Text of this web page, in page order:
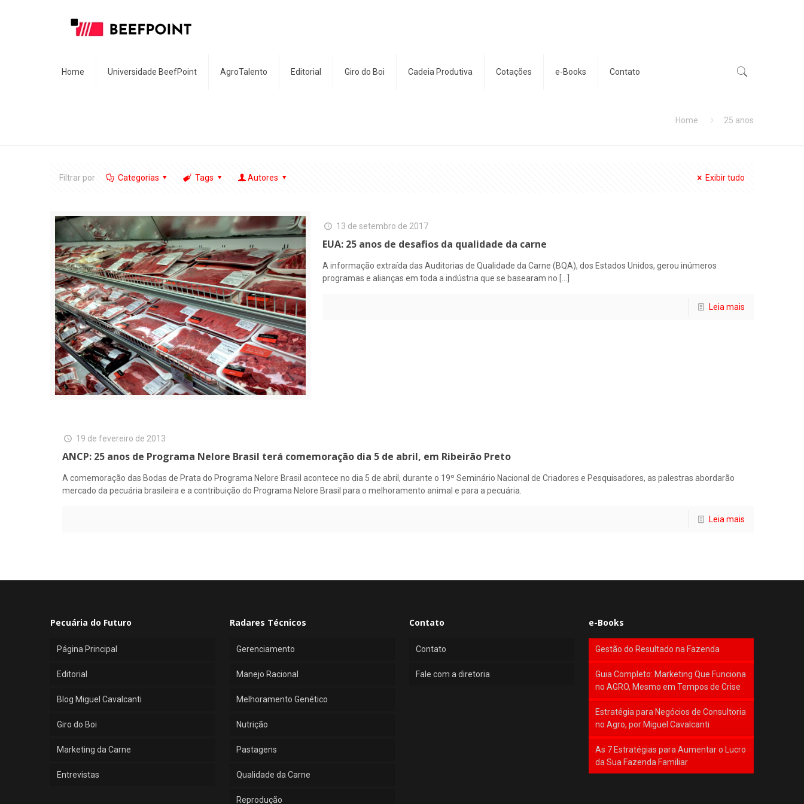
Home Universidade BeefPoint AgroTalento Editorial Giro do Boi Cadeia Produtiva Cotações e-Books Contato
Home 25 anos
Filtrar por Categorias Tags Autores Exibir tudo
13 de setembro de 2017
EUA: 25 anos de desafios da qualidade da carne
A informação extraída das Auditorias de Qualidade da Carne (BQA), dos Estados Unidos, gerou inúmeros
programas e alianças em toda a indústria que se basearam no
Leia mais
19 de fevereiro de 2013
ANCP: 25 anos de Programa Nelore Brasil terá comemoração dia 5 de abril, em Ribeirão Preto
A comemoração das Bodas de Prata do Programa Nelore Brasil acontece no dia 5 de abril, durante o 19º Seminário Nacional de Criadores e Pesquisadores, as palestras abordarão
mercado da pecuária brasileira e a contribuição do Programa Nelore Brasil para o melhoramento animal e para a pecuária.
Leia mais
Pecuária do Futuro
Página Principal
Editorial
Blog Miguel Cavalcanti
Giro do Boi
Marketing da Carne
Entrevistas
Radares Técnicos
Gerenciamento
Manejo Racional
Melhoramento Genético
Nutrição
Pastagens
Qualidade da Carne
Reprodução
Contato
Contato
Fale com a diretoria
e-Books
Gestão do Resultado na Fazenda
Guia Completo: Marketing Que Funciona
no AGRO, Mesmo em Tempos de Crise
Estratégia para Negócios de Consultoria
no Agro, por Miguel Cavalcanti
As 7 Estratégias para Aumentar o Lucro
da Sua Fazenda Familiar